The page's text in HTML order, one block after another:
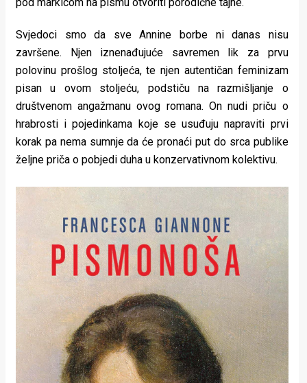
Svjedoci smo da sve Annine borbe ni danas nisu
završene. Njen iznenađujuće savremen lik za prvu
polovinu prošlog stoljeća, te njen autentičan feminizam
pisan u ovom stoljeću, podstiču na razmišljanje o
društvenom angažmanu ovog romana. On nudi priču o
hrabrosti i pojedinkama koje se usuđuju napraviti prvi
korak pa nema sumnje da će pronaći put do srca publike
željne priča o pobjedi duha u konzervativnom kolektivu.